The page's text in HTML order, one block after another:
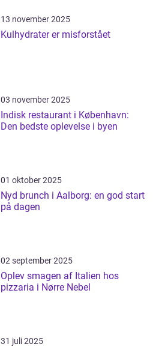
13 november 2025
Kulhydrater er misforstået
03 november 2025
Indisk restaurant i København:
Den bedste oplevelse i byen
01 oktober 2025
Nyd brunch i Aalborg: en god start
på dagen
02 september 2025
Oplev smagen af Italien hos
pizzaria i Nørre Nebel
31 juli 2025